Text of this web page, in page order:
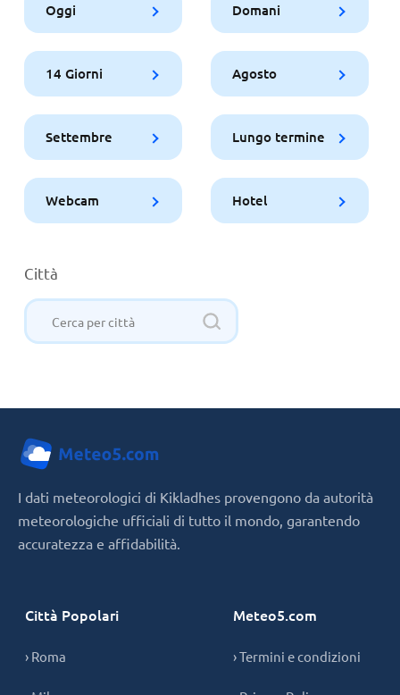
Oggi Domani
14 Giorni Agosto
Settembre Lungo termine
Webcam Hotel
Città
I dati meteorologici di Kikladhes provengono da autorità
meteorologiche ufficiali di tutto il mondo, garantendo
accuratezza e affidabilità.
Città Popolari
› Roma
Meteo5.com
› Termini e condizioni